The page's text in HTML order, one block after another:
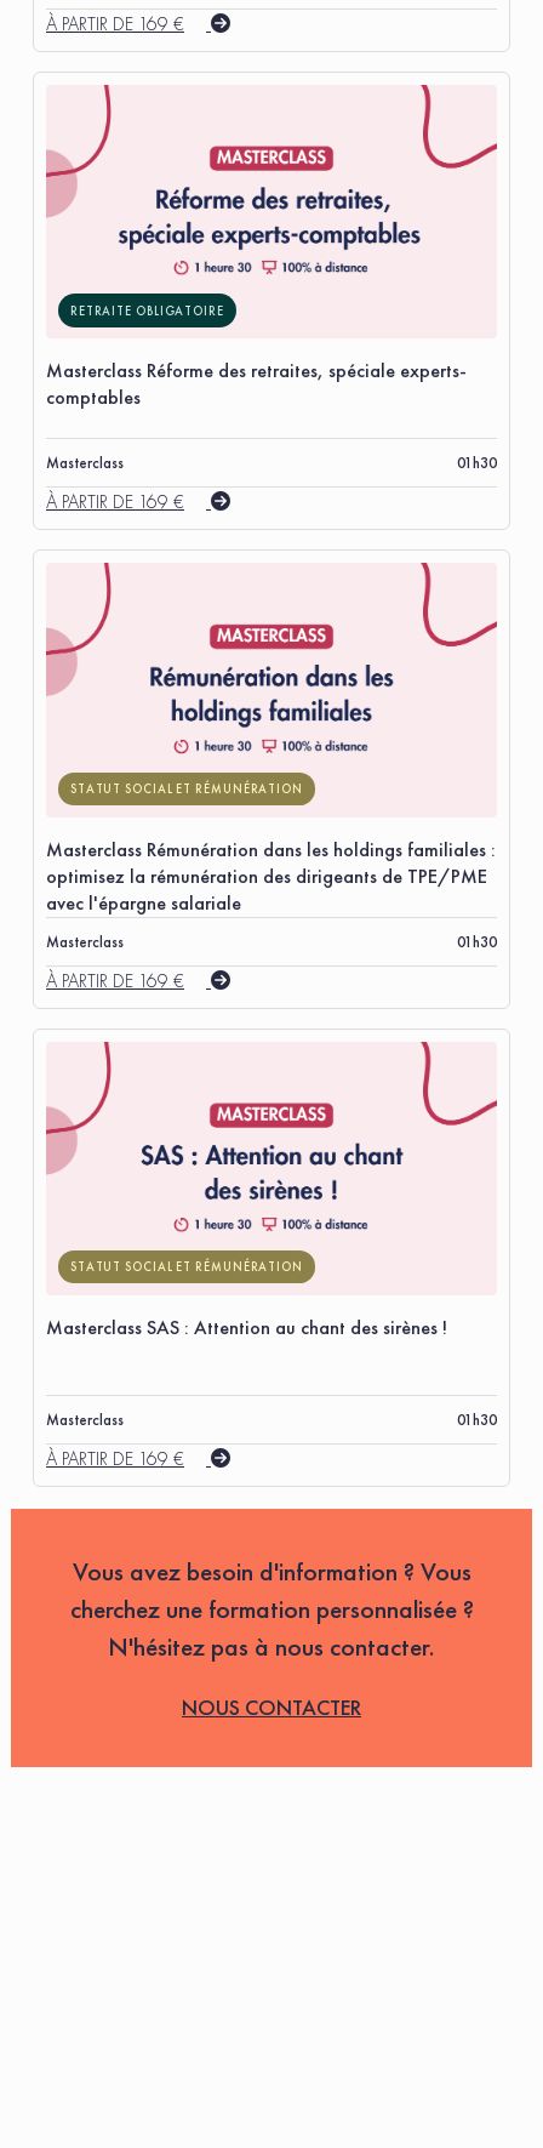
À PARTIR DE 169 €
RETRAITE OBLIGATOIRE
Masterclass Réforme des retraites, spéciale experts-
comptables
Masterclass 01h30
À PARTIR DE 169 €
STATUT SOCIAL ET RÉMUNÉRATION
Masterclass Rémunération dans les holdings familiales :
optimisez la rémunération des dirigeants de TPE/PME
avec l'épargne salariale
Masterclass 01h30
À PARTIR DE 169 €
STATUT SOCIAL ET RÉMUNÉRATION
Masterclass SAS : Attention au chant des sirènes !
Masterclass 01h30
À PARTIR DE 169 €
Vous avez besoin d'information ? Vous
cherchez une formation personnalisée ?
N'hésitez pas à nous contacter.
NOUS CONTACTER